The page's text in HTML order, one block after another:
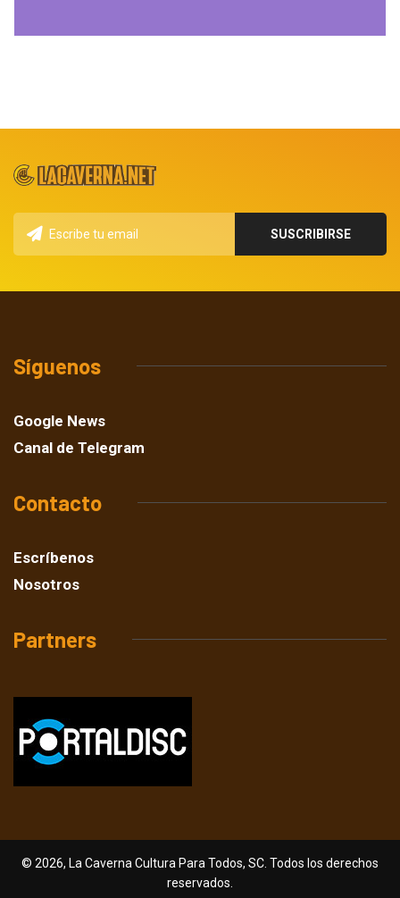
Síguenos
Google News
Canal de Telegram
Contacto
Escríbenos
Nosotros
Partners
© 2026, La Caverna Cultura Para Todos, SC. Todos los derechos
reservados.